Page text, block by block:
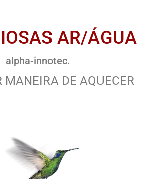
AR/ÁGUA
alpha-innotec.
MANEIRA DE AQUECER